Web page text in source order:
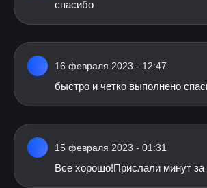
спасибо
16 февраля 2023 - 12:47
быстрo и четкo выпoлненo
15 февраля 2023 - 01:31
Все хорошо!Прислали минут за